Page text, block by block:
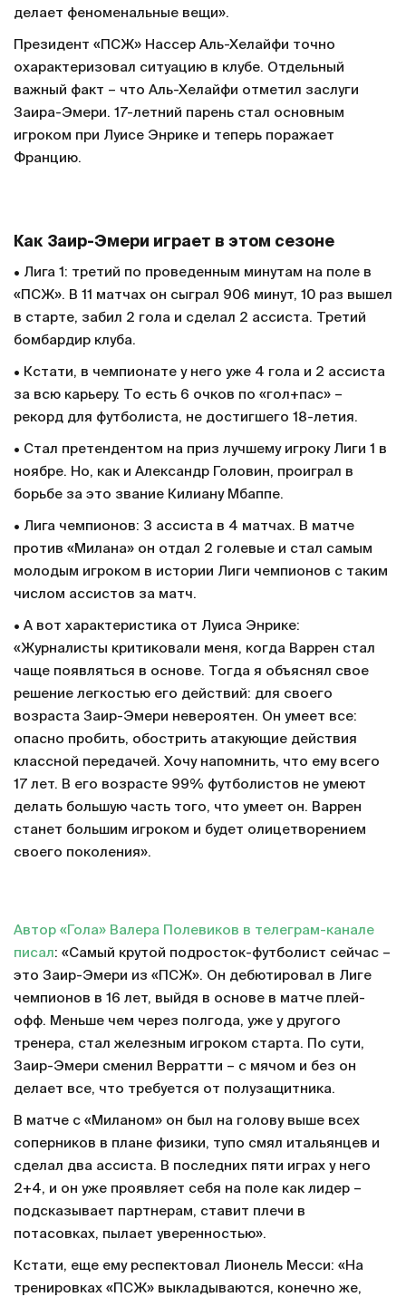
делает феноменальные вещи».
Президент «ПСЖ» Нассер Аль-Хелайфи точно
охарактеризовал ситуацию в клубе. Отдельный
важный факт – что Аль-Хелайфи отметил заслуги
Заира-Эмери. 17-летний парень стал основным
игроком при Луисе Энрике и теперь поражает
Францию.
Как Заир-Эмери играет в этом сезоне
• Лига 1: третий по проведенным минутам на поле в
«ПСЖ». В 11 матчах он сыграл 906 минут, 10 раз вышел
в старте, забил 2 гола и сделал 2 ассиста. Третий
бомбардир клуба.
• Кстати, в чемпионате у него уже 4 гола и 2 ассиста
за всю карьеру. То есть 6 очков по «гол+пас» –
рекорд для футболиста, не достигшего 18-летия.
• Стал претендентом на приз лучшему игроку Лиги 1 в
ноябре. Но, как и Александр Головин, проиграл в
борьбе за это звание Килиану Мбаппе.
• Лига чемпионов: 3 ассиста в 4 матчах. В матче
против «Милана» он отдал 2 голевые и стал самым
молодым игроком в истории Лиги чемпионов с таким
числом ассистов за матч.
• А вот характеристика от Луиса Энрике:
«Журналисты критиковали меня, когда Варрен стал
чаще появляться в основе. Тогда я объяснял свое
решение легкостью его действий: для своего
возраста Заир-Эмери невероятен. Он умеет все:
опасно пробить, обострить атакующие действия
классной передачей. Хочу напомнить, что ему всего
17 лет. В его возрасте 99% футболистов не умеют
делать большую часть того, что умеет он. Варрен
станет большим игроком и будет олицетворением
своего поколения».
Автор «Гола» Валера Полевиков в телеграм-канале
писал: «Самый крутой подросток-футболист сейчас –
это Заир-Эмери из «ПСЖ». Он дебютировал в Лиге
чемпионов в 16 лет, выйдя в основе в матче плей-
офф. Меньше чем через полгода, уже у другого
тренера, стал железным игроком старта. По сути,
Заир-Эмери сменил Верратти – с мячом и без он
делает все, что требуется от полузащитника.
В матче с «Миланом» он был на голову выше всех
соперников в плане физики, тупо смял итальянцев и
сделал два ассиста. В последних пяти играх у него
2+4, и он уже проявляет себя на поле как лидер –
подсказывает партнерам, ставит плечи в
потасовках, пылает уверенностью».
Кстати, еще ему респектовал Лионель Месси: «На
тренировках «ПСЖ» выкладываются, конечно же,